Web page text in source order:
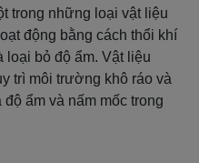
trong những loại vật liệu
động bằng cách thổi khí
loại bỏ độ ẩm. Vật liệu
trì môi trường khô ráo và
ẩm và nấm mốc trong